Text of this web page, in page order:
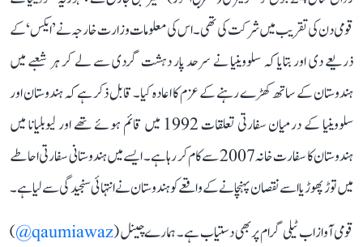
قومی دن کی تقریب میں شرکت کی تھی۔ اس کی معلومات وزارت خارجہ نے ’ایکس‘ کے
ذریعے دی اور بتایا کہ سلووینیا نے سرحد پار دہشت گردی سے لے کر ہر شعبے میں
ہندوستان کے ساتھ کھڑے رہنے کے عزم کا اعادہ کیا۔ قابل ذکر ہے کہ ہندوستان اور
سلووینیا کے درمیان سفارتی تعلقات 1992 میں قائم ہوئے تھے اور لیوبلیانا میں
ہندوستان کا سفارت خانہ 2007 سے کام کر رہا ہے۔ ایسے میں ہندوستانی سفارتی احاطے
میں توڑ پھوڑ یا اسے نقصان پہنچانے کے واقعے کو ہندوستان نے انتہائی سنجیدگی سے لیا ہے۔
قومی آواز اب ٹیلی گرام پر بھی دستیاب ہے۔ ہمارے چینل (qaumiawaz@
)